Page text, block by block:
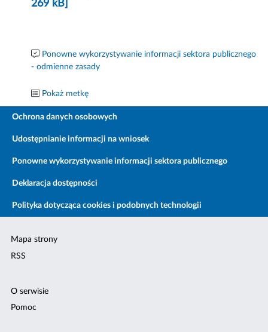
269 kB]
Ponowne wykorzystywanie informacji sektora publicznego
- odmienne zasady
Pokaż metkę
Ochrona danych osobowych
Udostępnianie informacji na wniosek
Ponowne wykorzystywanie informacji sektora publicznego
Deklaracja dostępności
Polityka dotycząca cookies i podobnych technologii
Mapa strony
RSS
O serwisie
Pomoc